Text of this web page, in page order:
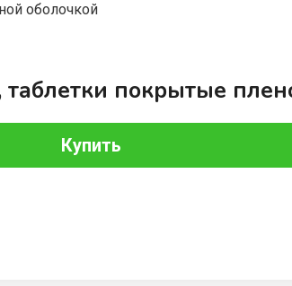
оболочкой
покрытые
Купить